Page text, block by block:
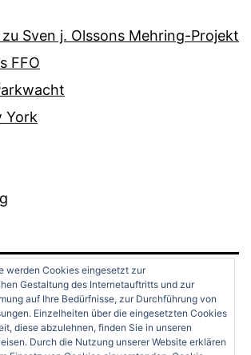
Sven j. Olssons Mehring-Projekt
FFO
York
werden Cookies eingesetzt zur
Gestaltung des Internetauftritts und zur
auf Ihre Bedürfnisse, zur Durchführung von
Einzelheiten über die eingesetzten Cookies
diese abzulehnen, finden Sie in unseren
Durch die Nutzung unserer Website erklären